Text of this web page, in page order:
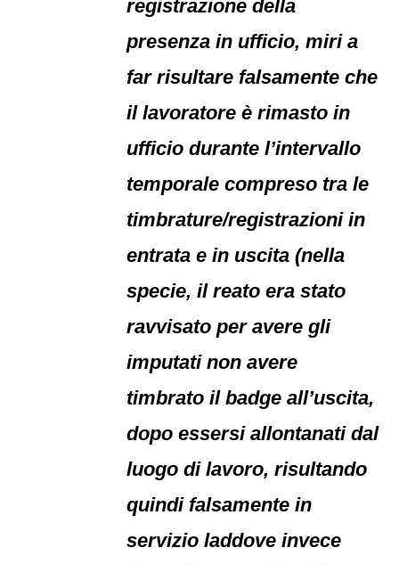
registrazione della
presenza in ufficio, miri a
far risultare falsamente che
il lavoratore è rimasto in
ufficio durante l’intervallo
temporale compreso tra le
timbrature/registrazioni in
entrata e in uscita (nella
specie, il reato era stato
ravvisato per avere gli
imputati non avere
timbrato il badge all’uscita,
dopo essersi allontanati dal
luogo di lavoro, risultando
quindi falsamente in
servizio laddove invece